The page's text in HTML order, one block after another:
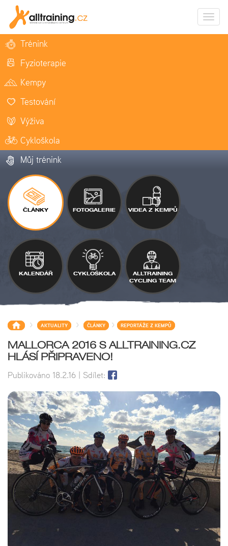
Trénink
Fyzioterapie
Kempy
Testování
Výživa
Cykloškola
Můj trénink
ČLÁNKY FOTOGALERIE VIDEA Z KEMPŮ
KALENDÁŘ CYKLOŠKOLA
ALLTRAINING
CYCLING TEAM
> AKTUALITY > ČLÁNKY > REPORTÁŽE Z KEMPŮ
MALLORCA 2016 S ALLTRAINING.CZ
HLÁSÍ PŘIPRAVENO!
Publikováno 18.2.16 | Sdílet: